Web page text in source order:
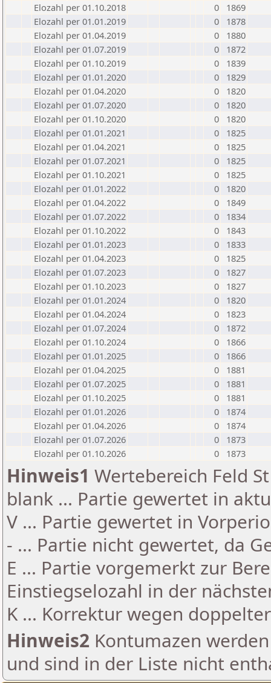
Elozahl per 01.10.2018
0
1869
Elozahl per 01.01.2019
0
1878
Elozahl per 01.04.2019
0
1880
Elozahl per 01.07.2019
0
1872
Elozahl per 01.10.2019
0
1839
Elozahl per 01.01.2020
0
1829
Elozahl per 01.04.2020
0
1820
Elozahl per 01.07.2020
0
1820
Elozahl per 01.10.2020
0
1820
Elozahl per 01.01.2021
0
1825
Elozahl per 01.04.2021
0
1825
Elozahl per 01.07.2021
0
1825
Elozahl per 01.10.2021
0
1825
Elozahl per 01.01.2022
0
1820
Elozahl per 01.04.2022
0
1849
Elozahl per 01.07.2022
0
1834
Elozahl per 01.10.2022
0
1843
Elozahl per 01.01.2023
0
1833
Elozahl per 01.04.2023
0
1825
Elozahl per 01.07.2023
0
1827
Elozahl per 01.10.2023
0
1827
Elozahl per 01.01.2024
0
1820
Elozahl per 01.04.2024
0
1823
Elozahl per 01.07.2024
0
1872
Elozahl per 01.10.2024
0
1866
Elozahl per 01.01.2025
0
1866
Elozahl per 01.04.2025
0
1881
Elozahl per 01.07.2025
0
1881
Elozahl per 01.10.2025
0
1881
Elozahl per 01.01.2026
0
1874
Elozahl per 01.04.2026
0
1874
Elozahl per 01.07.2026
0
1873
Elozahl per 01.10.2026
0 1873
Hinweis1 Wertebereich Feld
blank ... Partie gewertet in
V ... Partie gewertet in
- ... Partie nicht gewertet, da
E ... Partie vorgemerkt zur
Einstiegselozahl in der
K ... Korrektur wegen
Hinweis2 Kontumazen
und sind in der Liste nicht